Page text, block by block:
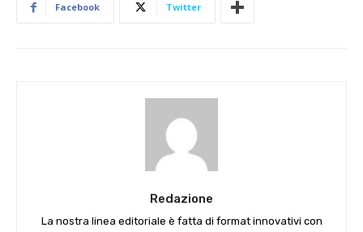
Facebook Twitter
Redazione
La nostra linea editoriale è fatta di format innovativi con